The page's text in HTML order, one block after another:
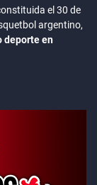
el 30 de
argentino,
deporte en